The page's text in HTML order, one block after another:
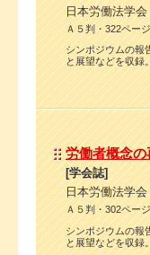
日本労働法学会
Ａ５判・322ペー
シンポジウムの報
と展望などを収録
労働者概念の
[学会誌]
日本労働法学会
Ａ５判・302ペー
シンポジウムの報
と展望などを収録